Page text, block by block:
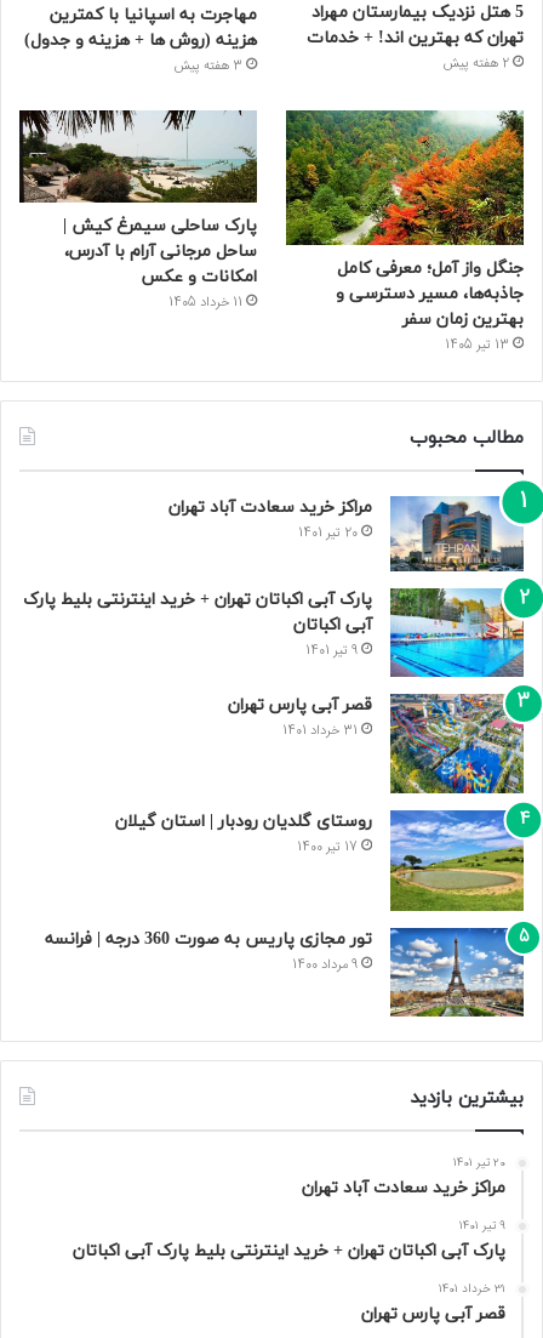
5 هتل نزدیک بیمارستان مهراد
تهران که بهترین‌ اند! + خدمات
2 هفته پیش
مهاجرت به اسپانیا با کمترین
هزینه (روش ها + هزینه و جدول)
3 هفته پیش
جنگل واز آمل؛ معرفی کامل
جاذبه‌ها، مسیر دسترسی و
بهترین زمان سفر
13 تیر 1405
پارک ساحلی سیمرغ کیش |
ساحل مرجانی آرام با آدرس،
امکانات و عکس
11 خرداد 1405
مطالب محبوب
مراکز خرید سعادت‌ آباد تهران
20 تیر 1401
پارک آبی اکباتان تهران + خرید اینترنتی بلیط پارک
آبی اکباتان
9 تیر 1401
قصر آبی پارس تهران
31 خرداد 1401
روستای گلدیان رودبار | استان گیلان
17 تیر 1400
تور مجازی پاریس به صورت 360 درجه | فرانسه
9 مرداد 1400
بیشترین بازدید
20 تیر 1401
مراکز خرید سعادت‌ آباد تهران
9 تیر 1401
پارک آبی اکباتان تهران + خرید اینترنتی بلیط پارک آبی اکباتان
31 خرداد 1401
قصر آبی پارس تهران